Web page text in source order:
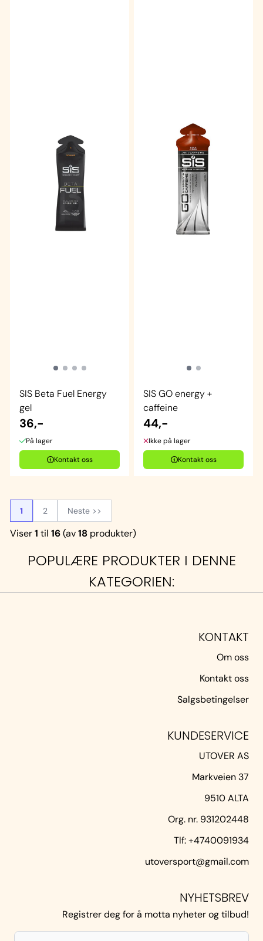
SIS Beta Fuel Energy
gel
36,-
På lager
Kontakt oss
SIS GO energy +
caffeine
44,-
Ikke på lager
Kontakt oss
1 2 Neste >>
Viser1 til 16(av18produkter)
POPULÆRE PRODUKTER I DENNE
KATEGORIEN:
KONTAKT
Om oss
Kontakt oss
Salgsbetingelser
KUNDESERVICE
UTOVER AS
Markveien 37
9510 ALTA
Org. nr. 931202448
Tlf:+4740091934
utoversport@gmail.com
NYHETSBREV
Registrer deg for å motta nyheter og tilbud!
E-